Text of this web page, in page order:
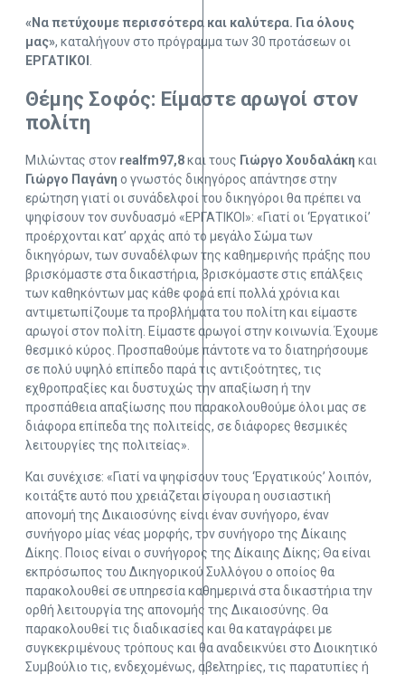
«Να πετύχουμε περισσότερα και καλύτερα. Για όλους
μας», καταλήγουν στο πρόγραμμα των 30 προτάσεων οι
ΕΡΓΑΤΙΚΟΙ .
Θέμης Σοφός: Είμαστε αρωγοί στον
πολίτη
Μιλώντας στον realfm97,8και τους Γιώργο Χουδαλάκη και
Γιώργο Παγάνη ο γνωστός δικηγόρος απάντησε στην
ερώτηση γιατί οι συνάδελφοί του δικηγόροι θα πρέπει να
ψηφίσουν τον συνδυασμό «ΕΡΓΑΤΙΚΟΙ»: «Γιατί οι ‘Εργατικοί’
προέρχονται κατ’ αρχάς από το μεγάλο Σώμα των
δικηγόρων, των συναδέλφων της καθημερινής πράξης που
βρισκόμαστε στα δικαστήρια, βρισκόμαστε στις επάλξεις
των καθηκόντων μας κάθε φορά επί πολλά χρόνια και
αντιμετωπίζουμε τα προβλήματα του πολίτη και είμαστε
αρωγοί στον πολίτη. Είμαστε αρωγοί στην κοινωνία. Έχουμε
θεσμικό κύρος. Προσπαθούμε πάντοτε να το διατηρήσουμε
σε πολύ υψηλό επίπεδο παρά τις αντιξοότητες, τις
εχθροπραξίες και δυστυχώς την απαξίωση ή την
προσπάθεια απαξίωσης που παρακολουθούμε όλοι μας σε
διάφορα επίπεδα της πολιτείας, σε διάφορες θεσμικές
λειτουργίες της πολιτείας».
Και συνέχισε: «Γιατί να ψηφίσουν τους ‘Εργατικούς’ λοιπόν,
κοιτάξτε αυτό που χρειάζεται σίγουρα η ουσιαστική
απονομή της Δικαιοσύνης είναι έναν συνήγορο, έναν
συνήγορο μίας νέας μορφής, τον συνήγορο της Δίκαιης
Δίκης. Ποιος είναι ο συνήγορος της Δίκαιης Δίκης; Θα είναι
εκπρόσωπος του Δικηγορικού Συλλόγου ο οποίος θα
παρακολουθεί σε υπηρεσία καθημερινά στα δικαστήρια την
ορθή λειτουργία της απονομής της Δικαιοσύνης. Θα
παρακολουθεί τις διαδικασίες και θα καταγράφει με
συγκεκριμένους τρόπους και θα αναδεικνύει στο Διοικητικό
Συμβούλιο τις, ενδεχομένως, αβελτηρίες, τις παρατυπίες ή